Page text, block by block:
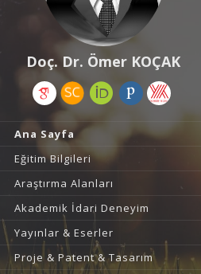
Doç. Dr. Ömer KOÇAK
Ana Sayfa
Eğitim Bilgileri
Araştırma Alanları
Akademik İdari Deneyim
Yayınlar & Eserler
Proje & Patent & Tasarım